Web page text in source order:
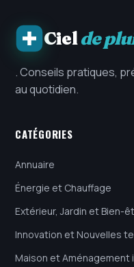
Cielde
. Conseils pratiques,
au quotidien.
CATÉGORIES
Annuaire
Énergie et Chauffage
Extérieur, Jardin et Bien-
Innovation et Nouvelles
Maison et Aménagement